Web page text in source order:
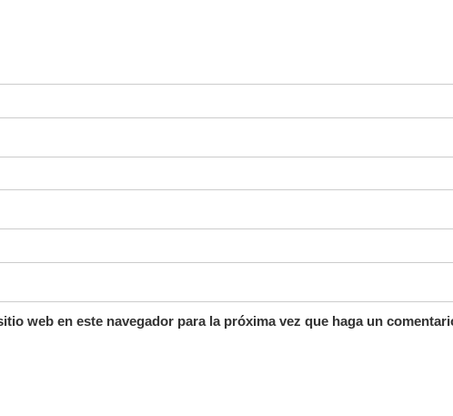
web en este navegador para la próxima vez que haga un